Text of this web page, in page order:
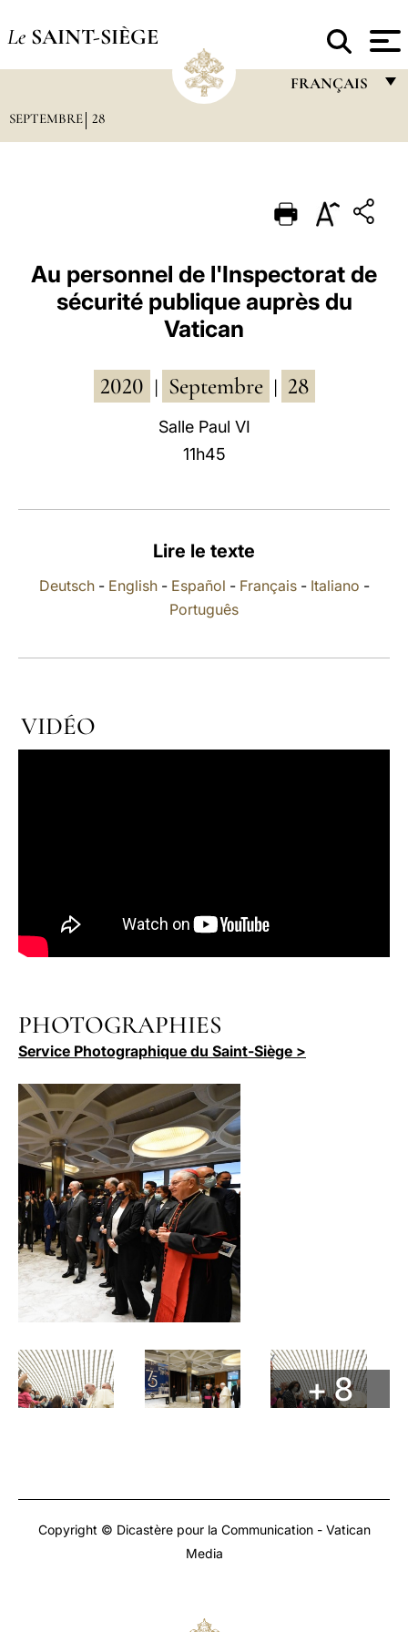
Le SAINT-SIÈGE
FRANÇAIS
PORTUGUÊS
DEUTSCH
العربيّة
中文
SEPTEMBRE 28
Au personnel de l'Inspectorat de
sécurité publique auprès du
Vatican
2020 Septembre 28
Salle Paul VI
11h45
Lire le texte
Deutsch- English- Español - Français- Italiano -
Português
VIDÉO
PHOTOGRAPHIES
Service Photographique du Saint-Siège >
+ 8
Copyright © Dicastère pour la Communication - Vatican
Media